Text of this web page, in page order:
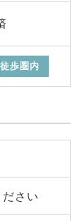
歩圏内
さい